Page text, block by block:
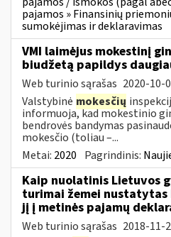
pajamos » Finansinių
sumokėjimas ir deklaravimas
VMI laimėjus mokestinį
biudžetą papildys
Web turinio sąrašas 2020-10-
Valstybinė mokesčių
informuoja, kad mokestinio
bendrovės bandymas
mokesčio (toliau –...
Metai: 2020 Pagrindinis:
Kaip nuolatinis Lietuvos
turimai žemei
jį į metinės pajamų
Web turinio sąrašas 2018-11-